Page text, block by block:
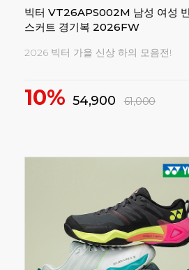
요넥스 티셔츠 남성 여성 반팔 라운
리
요넥스 캐주얼 티셔츠
46% 29,500 55,000